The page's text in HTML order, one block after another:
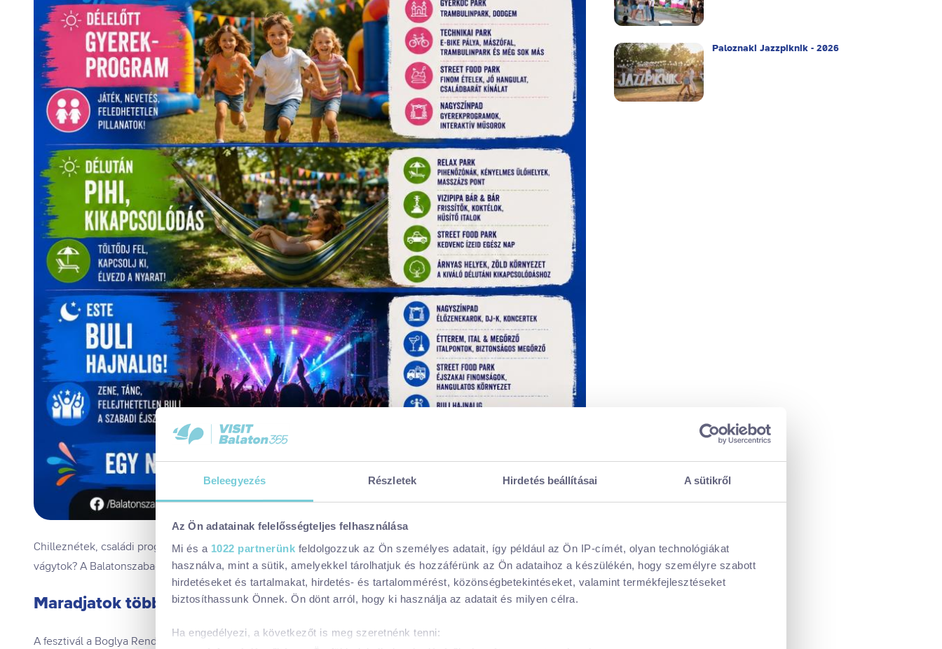
Beleegyezés Részletek Hirdetés beállításai A sütikről
Az Ön adatainak felelősségteljes felhasználása
Mi és a 1022 partnerünk feldolgozzuk az Ön személyes adatait, így például az Ön IP-címét, olyan technológiákat
használva, mint a sütik, amelyekkel tárolhatjuk és hozzáférünk az Ön adataihoz a készülékén, hogy személyre szabott
hirdetéseket és tartalmakat, hirdetés- és tartalommérést, közönségbetekintéseket, valamint termékfejlesztéseket
biztosíthassunk Önnek. Ön dönt arról, hogy ki használja az adatait és milyen célra.
Ha engedélyezi, a következőt is meg szeretnénk tenni:
Chilleznétek, családi programot kerestek, kipróbálnátok valami extrémet vagy inkább esti fesztiválvibe-ra
vágytok? A Balatonszabadi Feszten mindenki megtalálhatja a saját zónáját.
Maradjatok több napig Balatonszabadiban
A fesztivál a Boglya Rendezvényközpontban lesz. Ha autóval érkeztek, Siófok felől a Balatonszabadi táblánál kell
Paloznaki Jazzpiknik - 2026